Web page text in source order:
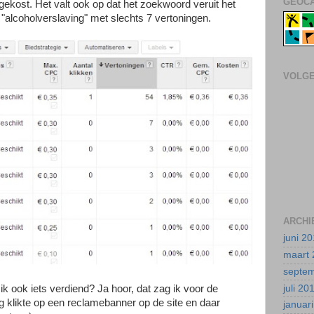
Het valt ook op dat het zoekwoord veruit het
met slechts 7 vertoningen.
ook iets verdiend? Ja hoor, dat zag ik voor de
klikte op een reclamebanner op de site en daar
juni
maart
juli